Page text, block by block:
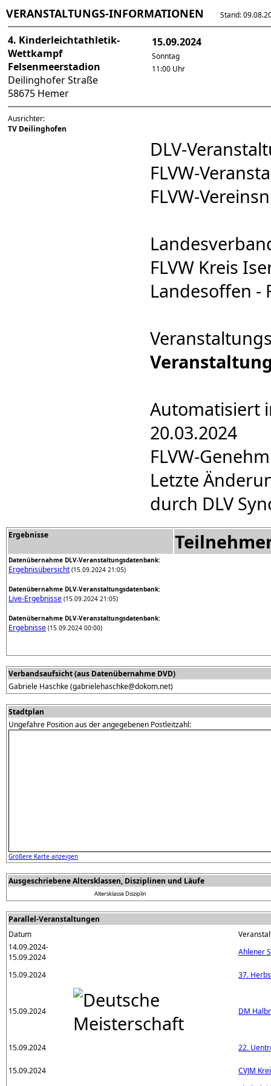
VERANSTALTUNGS-INFORMATIONEN Stand:
4. Kinderleichtathletik-
Wettkampf
Felsenmeerstadion
Deilinghofer Straße
58675 Hemer
15.09.2024
Sonntag
11:00 Uhr
Ausrichter:
TV Deilinghofen
DLV-
FLVW-
FLVW-
FLVW Kreis
Landesoffen -
Automatisiert
20.03.2024
FLVW-
Letzte
durch DLV
Ergebnisse
Datenübernahme DLV-Veranstaltungsdatenbank:
Ergebnisübersicht (15.09.2024 21:05)
Datenübernahme DLV-Veranstaltungsdatenbank:
Live-Ergebnisse (15.09.2024 21:05)
Datenübernahme DLV-Veranstaltungsdatenbank:
Ergebnisse (15.09.2024 00:00)
Verbandsaufsicht (aus Datenübernahme DVD)
Gabriele Haschke (gabrielehaschke@dokom.net)
Stadtplan
Ungefähre Position aus der angegebenen Postleitzahl:
Größere Karte anzeigen
Ausgeschriebene Altersklassen, Disziplinen und Läufe
AltersklasseDisziplin
Parallel-Veranstaltungen
Datum
14.09.2024-
15.09.2024
Ahlener
15.09.2024 37.
15.09.2024 DM
15.09.2024 22.
15.09.2024
CVJM